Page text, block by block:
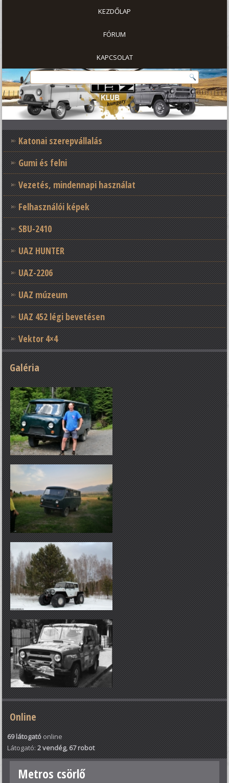
KEZDŐLAP
FÓRUM
KAPCSOLAT
Katonai szerepvállalás
Gumi és felni
Vezetés, mindennapi használat
Felhasználói képek
SBU-2410
UAZ HUNTER
UAZ-2206
UAZ múzeum
UAZ 452 légi bevetésen
Vektor 4×4
Galéria
Online
69 látogatóonline
Látogató:2 vendég, 67 robot
Metros csörlő